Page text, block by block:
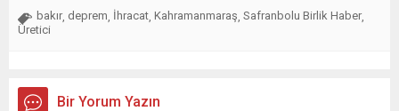
bakır deprem İhracat Kahramanmaraş Safranbolu Birlik Haber
Üretici
Bir Yorum Yazın